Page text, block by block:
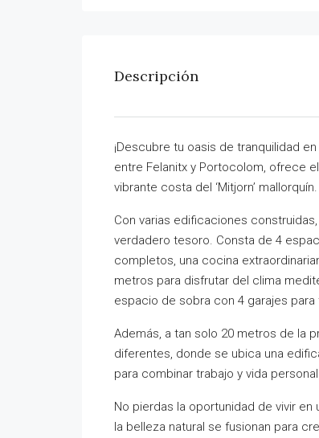
Descripción
¡Descubre tu oasis de tranquilidad
entre Felanitx y Portocolom, ofrece
vibrante costa del ‘Mitjorn’ mallorquín.
Con varias edificaciones
verdadero tesoro. Consta de 4
completos, una cocina
metros para disfrutar del clima
espacio de sobra con 4 garajes para
Además, a tan solo 20 metros de la
diferentes, donde se ubica una
para combinar trabajo y vida
No pierdas la oportunidad de vivir
la belleza natural se fusionan para